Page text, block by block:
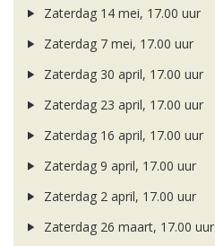
Zaterdag 14 mei, 17.00 uur
Zaterdag 7 mei, 17.00 uur
Zaterdag 30 april, 17.00 uur
Zaterdag 23 april, 17.00 uur
Zaterdag 16 april, 17.00 uur
Zaterdag 9 april, 17.00 uur
Zaterdag 2 april, 17.00 uur
Zaterdag 26 maart, 17.00 uur